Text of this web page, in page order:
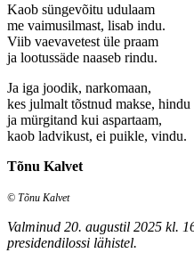
Kaob süngevõitu udulaam
me vaimusilmast, lisab indu.
Viib vaevavetest üle praam
ja lootussäde naaseb rindu.
Ja iga joodik, narkomaan,
kes julmalt tõstnud makse, hindu
ja mürgitand kui aspartaam,
kaob ladvikust, ei puikle, vindu.
Tõnu Kalvet
© Tõnu Kalvet
Valminud 20. augustil 2025 kl.
presidendilossi lähistel.